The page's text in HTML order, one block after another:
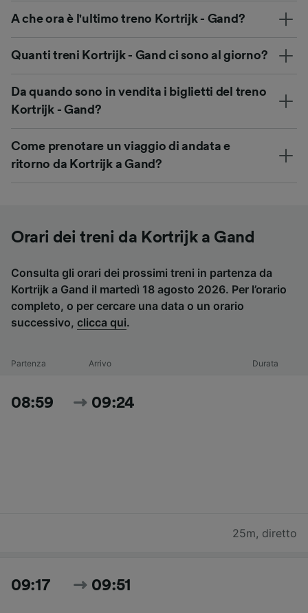
A che ora è l'ultimo treno Kortrijk - Gand?
Quanti treni Kortrijk - Gand ci sono al giorno?
Da quando sono in vendita i biglietti del treno
Kortrijk - Gand?
Come prenotare un viaggio di andata e
ritorno da Kortrijk a Gand?
Orari dei treni da Kortrijk a Gand
Consulta gli orari dei prossimi treni in partenza da
Kortrijk a Gand il martedì 18 agosto 2026. Per l’orario
completo, o per cercare una data o un orario
successivo, clicca qui.
Partenza Arrivo Durata
08:59 09:24
25m, diretto
09:17 09:51